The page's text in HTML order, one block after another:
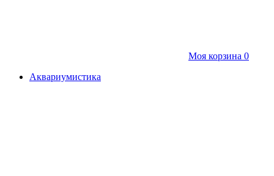
Моя корзина 0
Аквариумистика